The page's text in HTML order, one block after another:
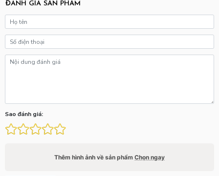
ĐÁNH GIÁ SẢN PHẨM
Sao đánh giá:
Thêm hình ảnh về sản phẩm Chọn ngay